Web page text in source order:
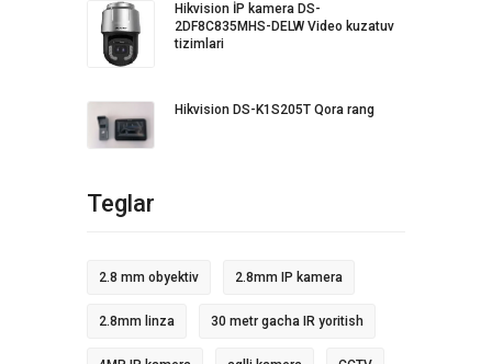
Hikvision İP kamera DS-
2DF8C835MHS-DELW Video kuzatuv
tizimlari
Hikvision DS-K1S205T Qora rang
Teglar
2.8 mm obyektiv 2.8mm IP kamera
2.8mm linza 30 metr gacha IR yoritish